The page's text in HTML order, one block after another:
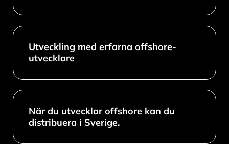
Utveckling med erfarna offshore-
utvecklare
När du utvecklar offshore kan du
distribuera i Sverige.